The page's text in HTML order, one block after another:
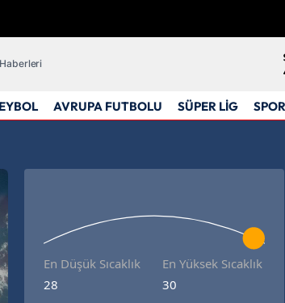
AVRUPA FUTBOLU SÜPER LİG SPOR
En Düşük Sıcaklık
28
En Yüksek Sıcaklık
30